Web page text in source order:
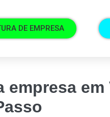
DE EMPRESA
empresa em